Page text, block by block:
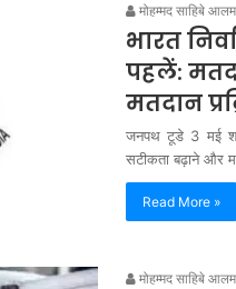
मोहम्मद साहिबे आलम
भारत
पहलें:
मतदान
जनपथ टूडे 3 मई
सटीकता बढ़ाने और
Read More »
मोहम्मद साहिबे आलम